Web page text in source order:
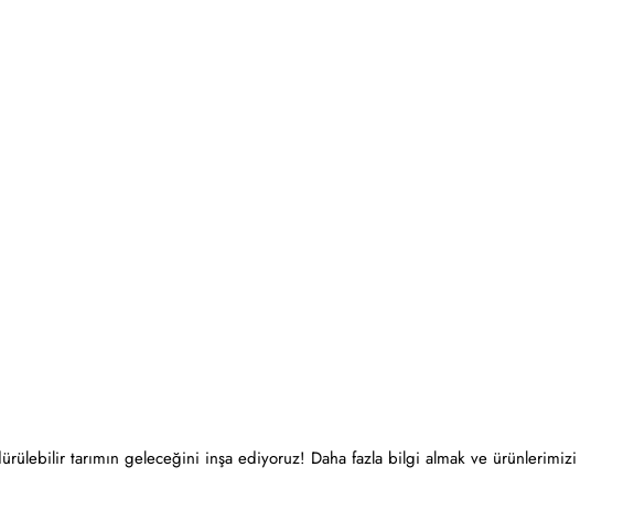
tarımın geleceğini inşa ediyoruz! Daha fazla bilgi almak ve ürünlerimizi